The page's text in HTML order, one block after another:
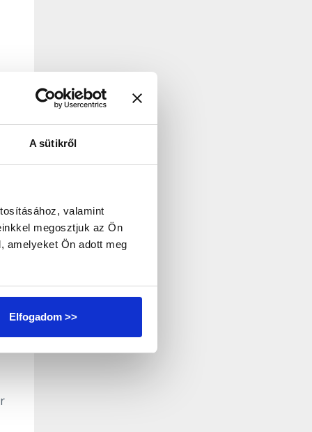
A sütikről
valamint
megosztjuk az Ön
amelyeket Ön adott meg
Elfogadom >>